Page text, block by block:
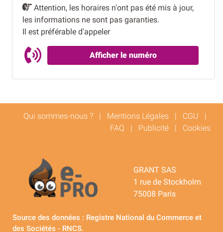
Attention, les horaires n'ont pas été mis à jour,
les informations ne sont pas garanties.
Il est préférable d'appeler
Afficher le numéro
Qui sommes-nous ? | Mentions Légales | CGU |
FAQ | Publicité | Cookies
GRANT SAS
1 rue de Stockholm
75008 Paris
Source des données : Registre National du Commerce et
des Sociétés - RNCS.